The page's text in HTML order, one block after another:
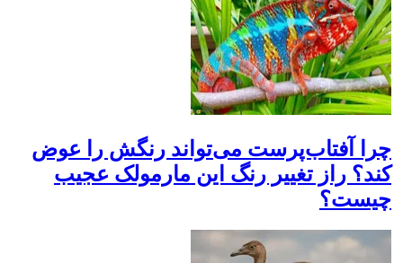
چرا آفتاب‌پرست می‌تواند رنگش را عوض
کند؟ راز تغییر رنگ این مارمولک عجیب
چیست؟